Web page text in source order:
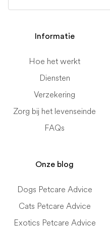
Informatie
Hoe het werkt
Diensten
Verzekering
Zorg bij het levenseinde
FAQs
Onze blog
Dogs Petcare Advice
Cats Petcare Advice
Exotics Petcare Advice